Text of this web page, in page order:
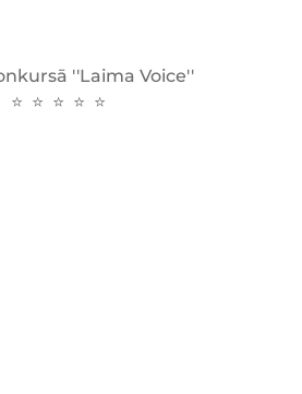
''Laima Voice''
⭐ ⭐ ⭐ ⭐ ⭐